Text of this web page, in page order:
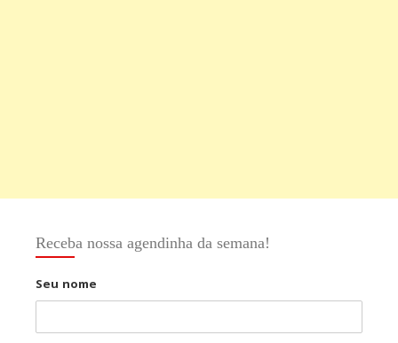
Receba nossa agendinha da semana!
Seu nome